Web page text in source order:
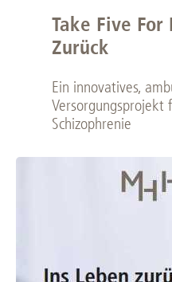
Take Five For
Zurück
Ein innovatives,
Versorgungsprojekt
Schizophrenie